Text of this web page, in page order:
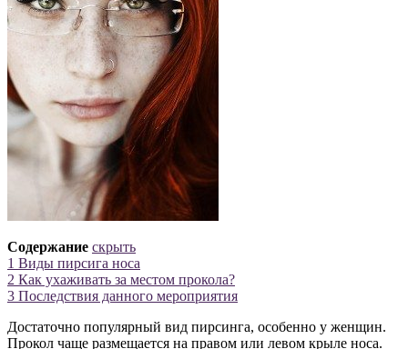
Содержание скрыть
1 Виды пирсига носа
2 Как ухаживать за местом прокола?
3 Последствия данного мероприятия
Достаточно популярный вид пирсинга, особенно у женщин.
Прокол чаще размещается на правом или левом крыле носа.